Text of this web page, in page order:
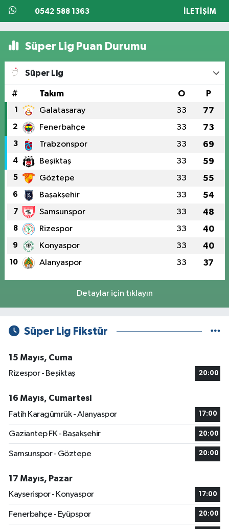
0542 588 1363 İLETIŞIM
Süper Lig Puan Durumu
Süper Lig
# Takım O P
1 Galatasaray 33 77
2 Fenerbahçe 33 73
3 Trabzonspor 33 69
4 Beşiktaş 33 59
5 Göztepe 33 55
6 Başakşehir 33 54
7 Samsunspor 33 48
8 Rizespor 33 40
9 Konyaspor 33 40
10 Alanyaspor 33 37
Detaylar için tıklayın
Süper Lig Fikstür
15 Mayıs, Cuma
Rizespor - Beşiktaş
20:00
16 Mayıs, Cumartesi
Fatih Karagümrük - Alanyaspor
17:00
Gaziantep FK - Başakşehir 20:00
Samsunspor - Göztepe 20:00
17 Mayıs, Pazar
Kayserispor - Konyaspor
17:00
Fenerbahçe - Eyüpspor 20:00